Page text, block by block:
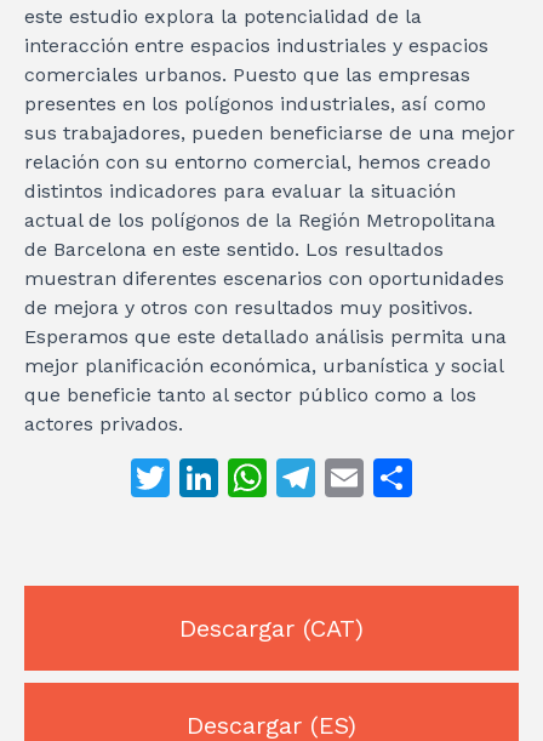
este estudio explora la potencialidad de la
interacción entre espacios industriales y espacios
comerciales urbanos. Puesto que las empresas
presentes en los polígonos industriales, así como
sus trabajadores, pueden beneficiarse de una mejor
relación con su entorno comercial, hemos creado
distintos indicadores para evaluar la situación
actual de los polígonos de la Región Metropolitana
de Barcelona en este sentido. Los resultados
muestran diferentes escenarios con oportunidades
de mejora y otros con resultados muy positivos.
Esperamos que este detallado análisis permita una
mejor planificación económica, urbanística y social
que beneficie tanto al sector público como a los
actores privados.
T
te
r
Li
e
dI
n
W
s
A
p
p
T
gr
a
m
E
l
p
ti
Descargar (CAT)
Descargar (ES)